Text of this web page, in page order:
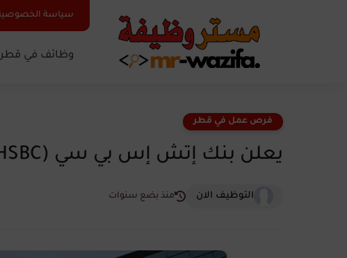
سياسة
وظائف في قطر
فرص عمل في قطر
يعلن بنك إتش إس بي سي (HSBC) في قطر عن وظائف شاغرة
التوظيف الان منذ بضع سنوات